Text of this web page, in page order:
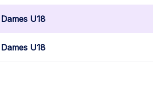
Dames U18
Dames U18